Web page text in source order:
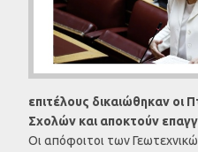
επιτέλους δικαιώθηκαν οι
Σχολών και αποκτούν
Οι απόφοιτοι των